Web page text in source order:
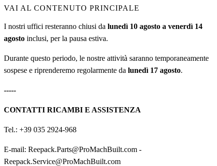
VAI AL CONTENUTO PRINCIPALE
I nostri uffici resteranno chiusi da lunedì 10 agosto a venerdì 14
agosto inclusi, per la pausa estiva.
Durante questo periodo, le nostre attività saranno temporaneamente
sospese e riprenderemo regolarmente da lunedì 17 agosto.
-----
CONTATTI RICAMBI E ASSISTENZA
Tel.: +39 035 2924-968
E-mail: Reepack.Parts@ProMachBuilt.com -
Reepack.Service@ProMachBuilt.com